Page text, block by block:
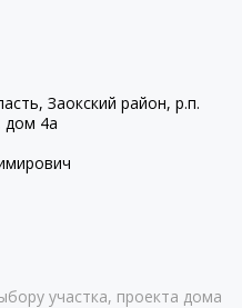
Заокский район, р.п.
дом 4а
участка, проекта дома